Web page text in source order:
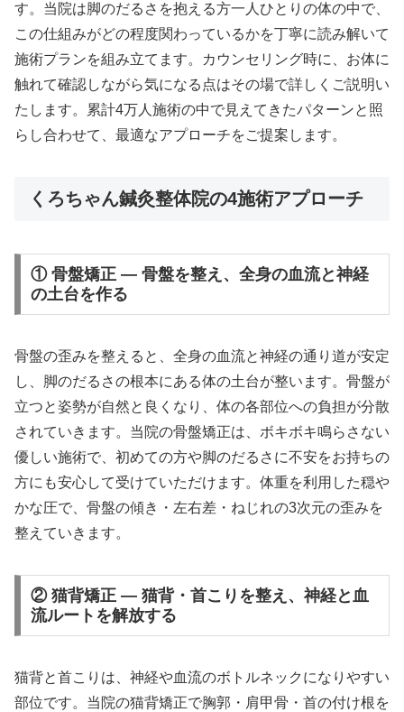
す。当院は脚のだるさを抱える方一人ひとりの体の中で、
この仕組みがどの程度関わっているかを丁寧に読み解いて
施術プランを組み立てます。カウンセリング時に、お体に
触れて確認しながら気になる点はその場で詳しくご説明い
たします。累計4万人施術の中で見えてきたパターンと照
らし合わせて、最適なアプローチをご提案します。
くろちゃん鍼灸整体院の4施術アプローチ
① 骨盤矯正 — 骨盤を整え、全身の血流と神経
の土台を作る
骨盤の歪みを整えると、全身の血流と神経の通り道が安定
し、脚のだるさの根本にある体の土台が整います。骨盤が
立つと姿勢が自然と良くなり、体の各部位への負担が分散
されていきます。当院の骨盤矯正は、ボキボキ鳴らさない
優しい施術で、初めての方や脚のだるさに不安をお持ちの
方にも安心して受けていただけます。体重を利用した穏や
かな圧で、骨盤の傾き・左右差・ねじれの3次元の歪みを
整えていきます。
② 猫背矯正 — 猫背・首こりを整え、神経と血
流ルートを解放する
猫背と首こりは、神経や血流のボトルネックになりやすい
部位です。当院の猫背矯正で胸郭・肩甲骨・首の付け根を